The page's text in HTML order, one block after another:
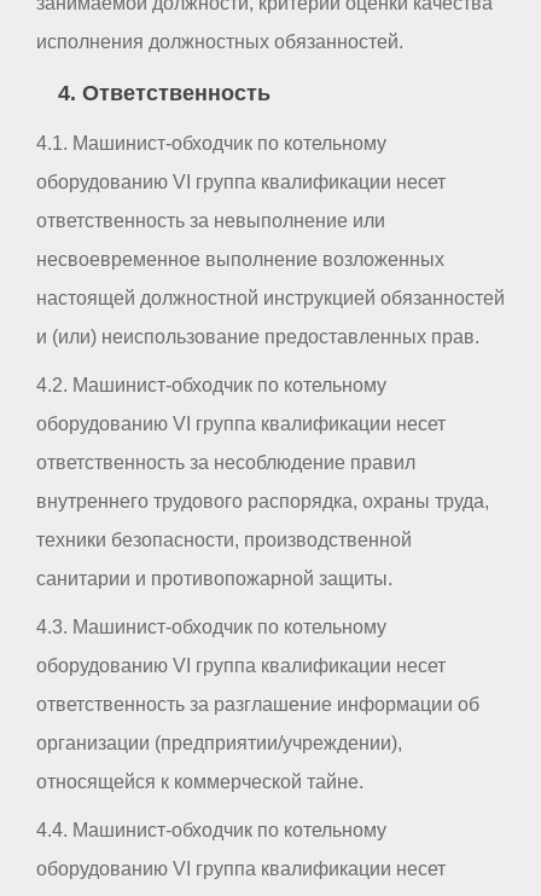
исполнения должностных обязанностей.
4. Ответственность
4.1. Машинист-обходчик по котельному
оборудованию VI группа квалификации несет
ответственность за невыполнение или
несвоевременное выполнение возложенных
настоящей должностной инструкцией обязанностей
и (или) неиспользование предоставленных прав.
4.2. Машинист-обходчик по котельному
оборудованию VI группа квалификации несет
ответственность за несоблюдение правил
внутреннего трудового распорядка, охраны труда,
техники безопасности, производственной
санитарии и противопожарной защиты.
4.3. Машинист-обходчик по котельному
оборудованию VI группа квалификации несет
ответственность за разглашение информации об
организации (предприятии/учреждении),
относящейся к коммерческой тайне.
4.4. Машинист-обходчик по котельному
оборудованию VI группа квалификации несет